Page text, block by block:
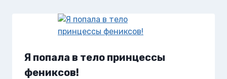
Я попала в тело принцессы
фениксов!